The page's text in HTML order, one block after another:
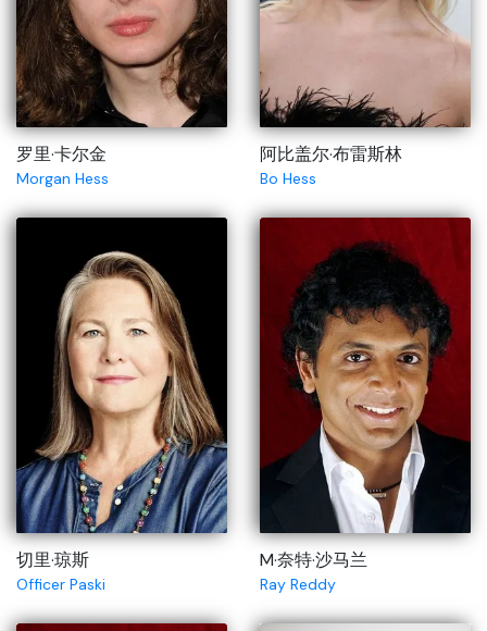
罗里·卡尔金
Morgan Hess
阿比盖尔·布雷斯林
Bo Hess
切里·琼斯
Officer Paski
M·奈特·沙马兰
Ray Reddy